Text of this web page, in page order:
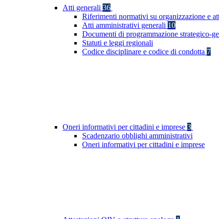
Atti generali 36
Riferimenti normativi su organizzazione e
Atti amministrativi generali 10
Documenti di programmazione strategico-
Statuti e leggi regionali
Codice disciplinare e codice di condotta 7
Oneri informativi per cittadini e imprese 3
Scadenzario obblighi amministrativi
Oneri informativi per cittadini e imprese